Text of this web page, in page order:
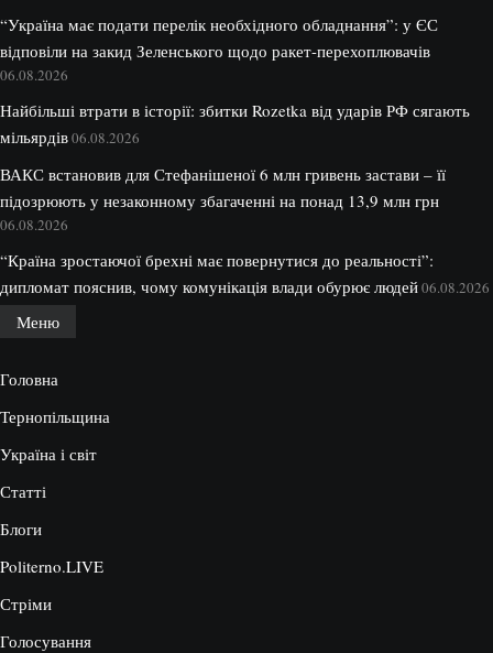
“Україна має подати перелік необхідного обладнання”: у ЄС
відповіли на закид Зеленського щодо ракет-перехоплювачів
06.08.2026
Найбільші втрати в історії: збитки Rozetka від ударів РФ сягають
мільярдів06.08.2026
ВАКС встановив для Стефанішеної 6 млн гривень застави – її
підозрюють у незаконному збагаченні на понад 13,9 млн грн
06.08.2026
“Країна зростаючої брехні має повернутися до реальності”:
дипломат пояснив, чому комунікація влади обурює людей06.08.2026
Меню
Головна
Тернопільщина
Україна і світ
Статті
Блоги
Politerno.LIVE
Стріми
Голосування